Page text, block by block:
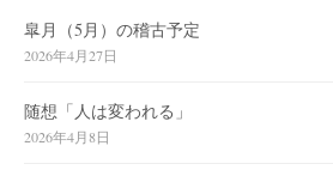
皐月（5月）の稽古予定
2026年4月27日
随想「人は変われる」
2026年4月8日